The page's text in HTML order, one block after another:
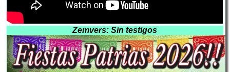
Zemvers: Sin testigos